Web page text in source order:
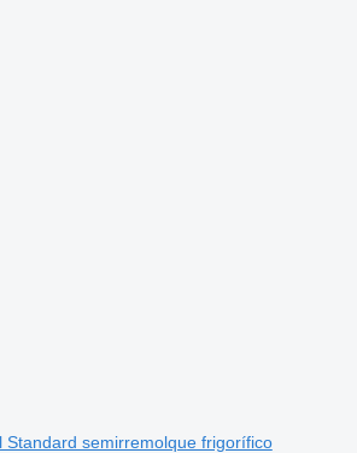
Standard semirremolque frigorífico